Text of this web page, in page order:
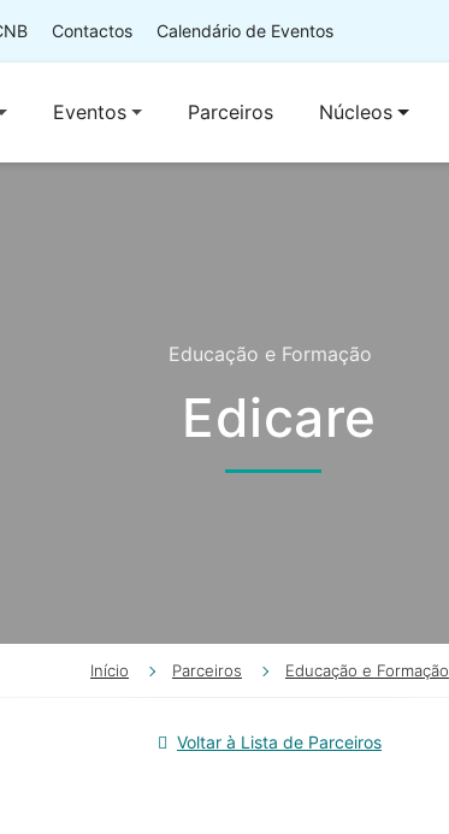
Contactos Calendário de Eventos
Eventos Parceiros Núcleos
Educação e Formação
Edicare
Início Parceiros Educação e Formação
Voltar à Lista de Parceiros